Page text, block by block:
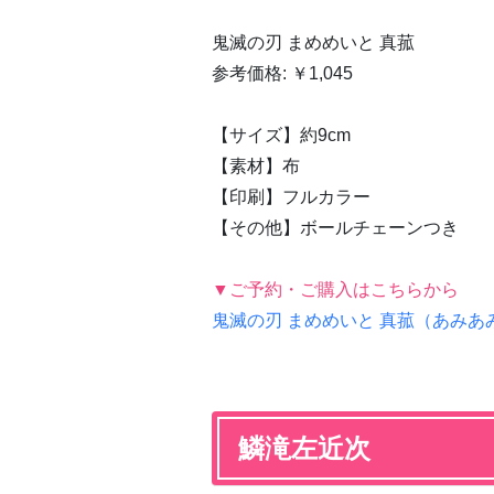
鬼滅の刃 まめめいと 真菰
参考価格: ￥1,045
【サイズ】約9cm
【素材】布
【印刷】フルカラー
【その他】ボールチェーンつき
▼ご予約・ご購入はこちらから
鬼滅の刃 まめめいと 真菰（あみあ
鱗滝左近次